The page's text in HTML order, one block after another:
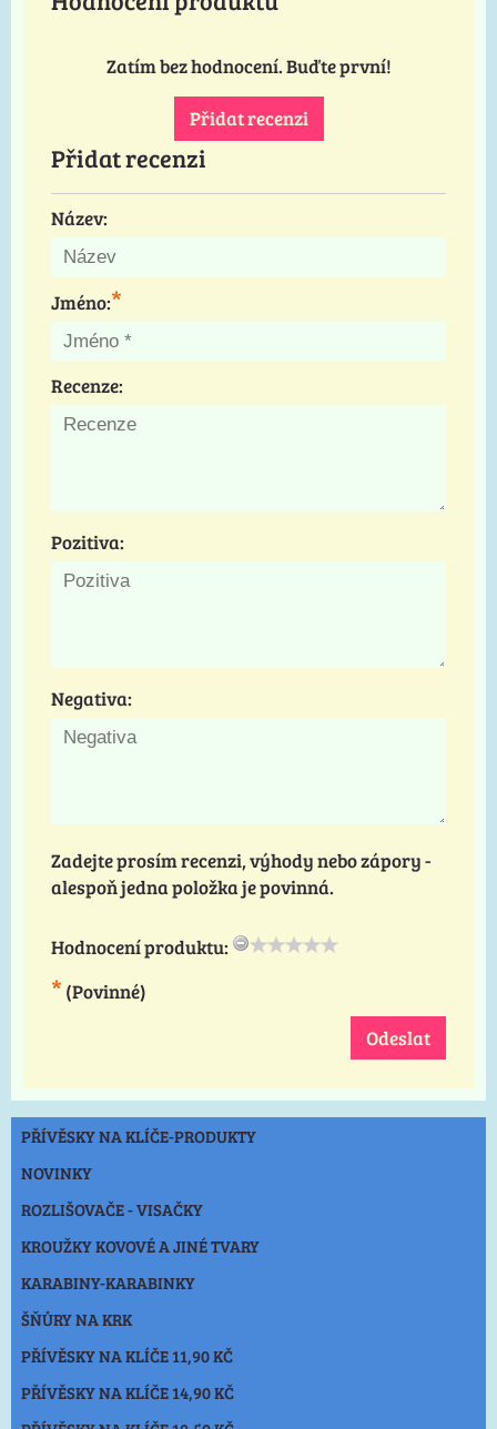
Zatím bez hodnocení. Buďte první!
Přidat recenzi
Přidat recenzi
Název:
Jméno:*
Recenze:
Pozitiva:
Negativa:
Zadejte prosím recenzi, výhody nebo zápory -
alespoň jedna položka je povinná.
Hodnocení produktu:
* (Povinné)
Odeslat
PŘÍVĚSKY NA KLÍČE-PRODUKTY
NOVINKY
ROZLIŠOVAČE - VISAČKY
KROUŽKY KOVOVÉ A JINÉ TVARY
KARABINY-KARABINKY
ŠŇŮRY NA KRK
PŘÍVĚSKY NA KLÍČE 11,90 KČ
PŘÍVĚSKY NA KLÍČE 14,90 KČ